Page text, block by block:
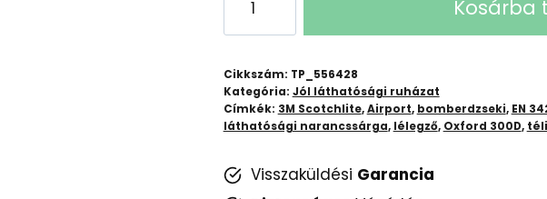
Láthatósági
Bomberdzseki
–
Vízhatlan
(Narancssárga)
mennyiség
Kosárba
Cikkszám: TP_556428
Kategória: Jól láthatósági ruházat
Címkék: 3M Scotchlite,Airport, bomberdzseki, EN
láthatósági narancssárga, lélegző, Oxford 300D,
Visszaküldési Garancia